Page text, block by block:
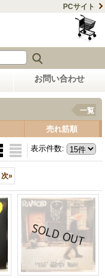
PCサイト
お問い合わせ
一覧
売れ筋順
表示件数:
次»